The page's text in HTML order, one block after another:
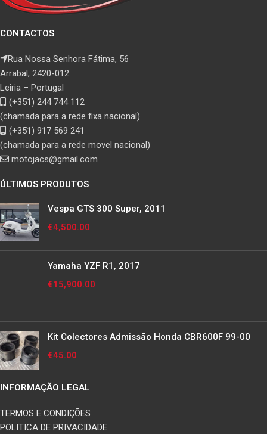
CONTACTOS
Rua Nossa Senhora Fátima, 56
Arrabal, 2420-012
Leiria – Portugal
(+351) 244 744 112
(chamada para a rede fixa nacional)
(+351) 917 569 241
(chamada para a rede movel nacional)
motojacs@gmail.com
ÚLTIMOS PRODUTOS
Vespa GTS 300 Super, 2011
€4,500.00
Yamaha YZF R1, 2017
€15,900.00
Kit Colectores Admissão Honda CBR600F 99-00
€45.00
INFORMAÇÃO LEGAL
TERMOS E CONDIÇÕES
POLITICA DE PRIVACIDADE